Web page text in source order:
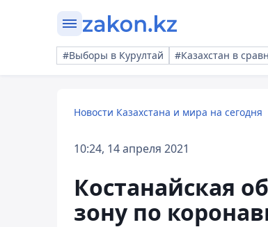
#Выборы в Курултай #Казахстан в
Новости Казахстана и мира на сегодня
10:24, 14 апреля 2021
Костанайская
зону по